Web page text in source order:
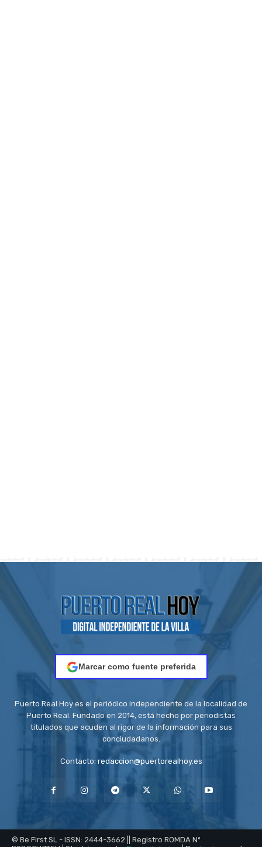
Marcar como fuente preferida
Puerto Real Hoy es el periódico independiente de la localidad de
Puerto Real. Fundado en 2014, está hecho por periodistas
titulados que acuden al rigor de la información para sus
conciudadanos.
Contacto: redaccion@puertorealhoy.es
© Be First SL - ISSN: 2444-3662 || Registro ROMDA Nº